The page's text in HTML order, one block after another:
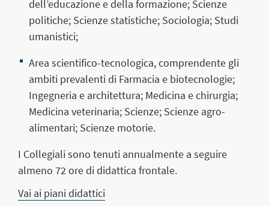
dell’educazione e della formazione; Scienze
politiche; Scienze statistiche; Sociologia; Studi
umanistici;
Area scientifico-tecnologica, comprendente gli
ambiti prevalenti di Farmacia e biotecnologie;
Ingegneria e architettura; Medicina e chirurgia;
Medicina veterinaria; Scienze; Scienze agro-
alimentari; Scienze motorie.
I Collegiali sono tenuti annualmente a seguire
almeno 72 ore di didattica frontale.
Vai ai piani didattici